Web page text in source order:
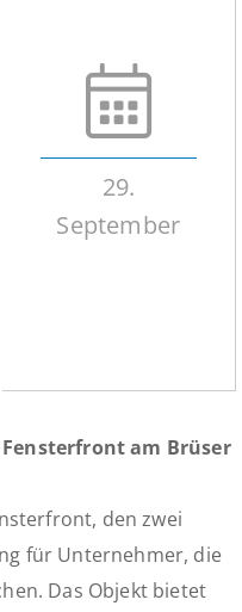
29.
September
am Brüser
den zwei
für Unternehmer, die
Das Objekt bietet